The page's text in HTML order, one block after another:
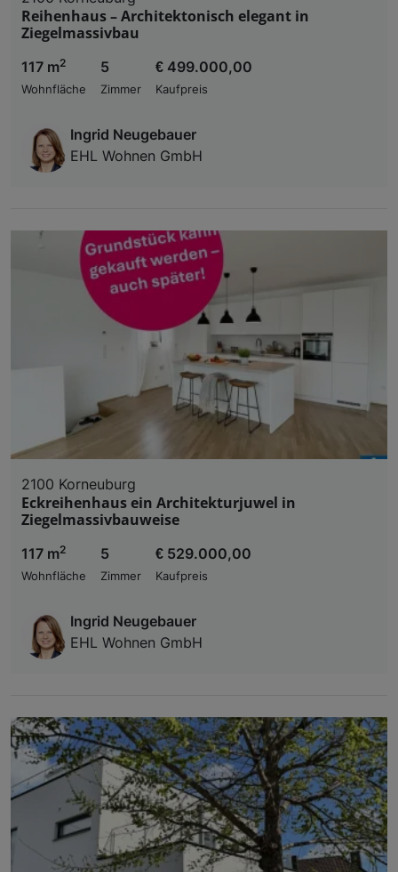
Reihenhaus – Architektonisch elegant in
Ziegelmassivbau
117 m2
Wohnfläche
5
Zimmer
€ 499.000,00
Kaufpreis
Ingrid Neugebauer
EHL Wohnen GmbH
2100 Korneuburg
Eckreihenhaus ein Architekturjuwel in
Ziegelmassivbauweise
117 m2
Wohnfläche
5
Zimmer
€ 529.000,00
Kaufpreis
Ingrid Neugebauer
EHL Wohnen GmbH